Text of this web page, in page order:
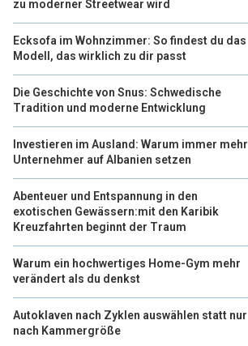
zu moderner Streetwear wird
Ecksofa im Wohnzimmer: So findest du das
Modell, das wirklich zu dir passt
Die Geschichte von Snus: Schwedische
Tradition und moderne Entwicklung
Investieren im Ausland: Warum immer mehr
Unternehmer auf Albanien setzen
Abenteuer und Entspannung in den
exotischen Gewässern:mit den Karibik
Kreuzfahrten beginnt der Traum
Warum ein hochwertiges Home-Gym mehr
verändert als du denkst
Autoklaven nach Zyklen auswählen statt nur
nach Kammergröße